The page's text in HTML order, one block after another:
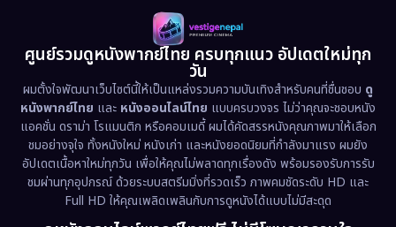
Disaster (13)
Disney+ (5)
Documentary สารคดี (94)
Drama ดราม่า (1,513)
Dystopian (17)
1983
1978
1974
1962
ศูนย์รวมดูหนังพากย์ไทย ครบทุกแนว อัปเดตใหม่ทุก
วัน
ผมตั้งใจพัฒนาเว็บไซต์นี้ให้เป็นแหล่งรวมความบันเทิงสำหรับคนที่ชื่นชอบ ดู
หนังพากย์ไทย และ หนังออนไลน์ไทย แบบครบวงจร ไม่ว่าคุณจะชอบหนัง
แอคชั่น ดราม่า โรแมนติก หรือคอมเมดี้ ผมได้คัดสรรหนังคุณภาพมาให้เลือก
ชมอย่างจุใจ ทั้งหนังใหม่ หนังเก่า และหนังยอดนิยมที่กำลังมาแรง ผมยัง
อัปเดตเนื้อหาใหม่ทุกวัน เพื่อให้คุณไม่พลาดทุกเรื่องดัง พร้อมรองรับการรับ
ชมผ่านทุกอุปกรณ์ ด้วยระบบสตรีมมิ่งที่รวดเร็ว ภาพคมชัดระดับ HD และ
Full HD ให้คุณเพลิดเพลินกับการดูหนังได้แบบไม่มีสะดุด